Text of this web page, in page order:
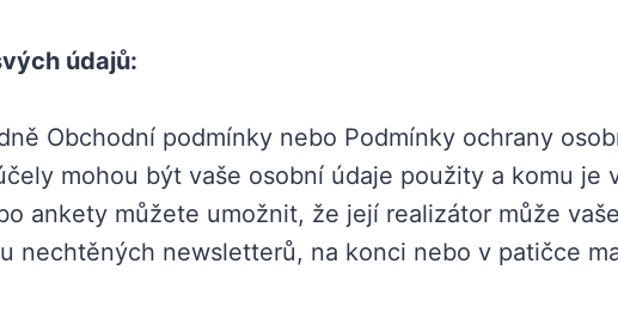
údajů:
Obchodní podmínky nebo Podmínky ochrany
mohou být vaše osobní údaje použity a komu je
ankety můžete umožnit, že její realizátor může
nechtěných newsletterů, na konci nebo v patičce